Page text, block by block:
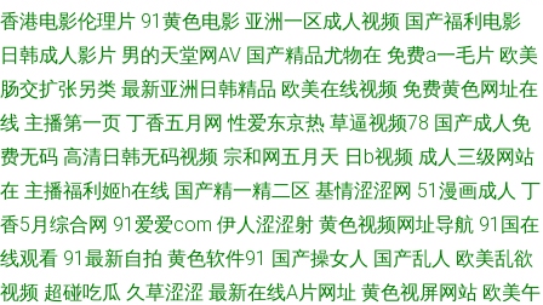
在线成人网 久热精品婷婷 国产免费一线在线观看 老湿AV 精品一期二期在线
久草免费资源站 久久伊人艹 日韩国产成人在线 91资源超碰大香蕉 av在线黑
料网站 91熟女做爱视频在线 国产精品韩 91巨炮免费观看视频 91黄小视频
91超超碰 影音先锋伦理资源AV 先锋影音91欧美 黑丝高跟av在线 在线不卡a
99yiAV 91视频在线播放网站高清 91操操 东方在线之成人Av 爱豆影院官网
香港电影伦理片 91黄色电影 亚洲一区成人视频 国产福利电影
日韩成人影片 男的天堂网AV 国产精品尤物在 免费a一毛片 欧美
肠交扩张另类 最新亚洲日韩精品 欧美在线视频 免费黄色网址在
线 主播第一页 丁香五月网 性爱东京热 草逼视频78 国产成人免
费无码 高清日韩无码视频 宗和网五月天 日b视频 成人三级网站
在 主播福利姬h在线 国产精一精二区 基情涩涩网 51漫画成人 丁
香5月综合网 91爱爱com 伊人涩涩射 黄色视频网址导航 91国在
线观看 91最新自拍 黄色软件91 国产操女人 国产乱人 欧美乱欲
视频 超碰吃瓜 久草涩涩 最新在线A片网址 黄色视屏网站 欧美午